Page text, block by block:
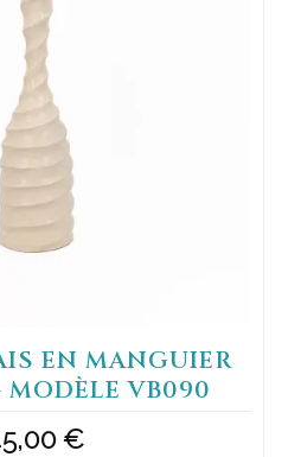
EN MANGUIER
MODÈLE VB090
€